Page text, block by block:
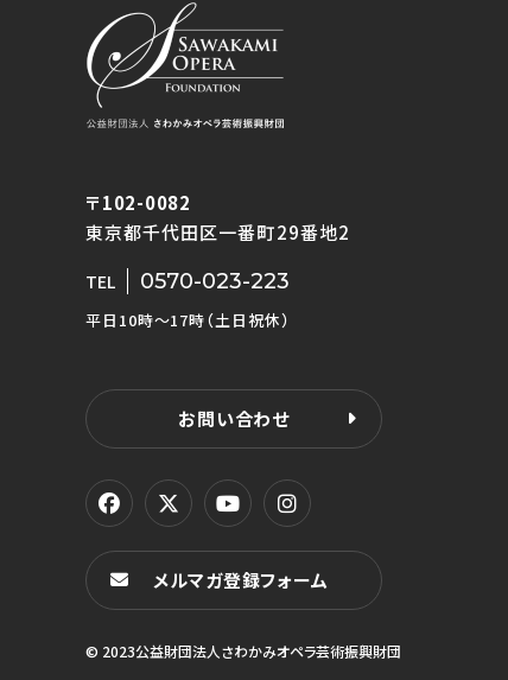
〒102-0082
東京都千代田区一番町29番地2
TEL 0570-023-223
平日10時〜17時（土日祝休）
お問い合わせ
メルマガ登録フォーム
© 2023公益財団法人さわかみオペラ芸術振興財団